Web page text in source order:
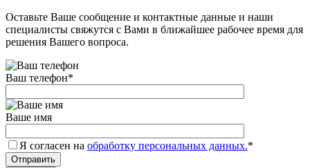
Оставьте Ваше сообщение и контактные данные и наши
специалисты свяжутся с Вами в ближайшее рабочее время для
решения Вашего вопроса.
Ваш телефон*
Ваше имя
Я согласен на обработку персональных данных.*